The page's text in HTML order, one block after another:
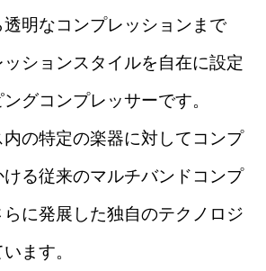
明なコンプレッションまで
ションスタイルを自在に設定
グコンプレッサーです。
の特定の楽器に対してコンプ
る従来のマルチバンドコンプ
に発展した独自のテクノロジ
ます。